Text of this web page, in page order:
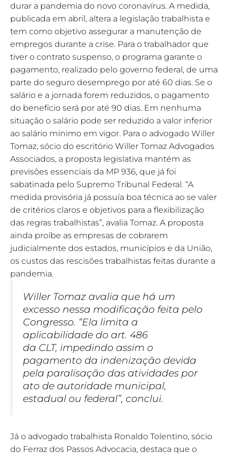
durar a pandemia do novo coronavírus. A medida,
publicada em abril, altera a legislação trabalhista e
tem como objetivo assegurar a manutenção de
empregos durante a crise. Para o trabalhador que
tiver o contrato suspenso, o programa garante o
pagamento, realizado pelo governo federal, de uma
parte do seguro desemprego por até 60 dias. Se o
salário e a jornada forem reduzidos, o pagamento
do benefício será por até 90 dias. Em nenhuma
situação o salário pode ser reduzido a valor inferior
ao salário mínimo em vigor. Para o advogado Willer
Tomaz, sócio do escritório Willer Tomaz Advogados
Associados, a proposta legislativa mantém as
previsões essenciais da MP 936, que já foi
sabatinada pelo Supremo Tribunal Federal. “A
medida provisória já possuía boa técnica ao se valer
de critérios claros e objetivos para a flexibilização
das regras trabalhistas”, avalia Tomaz. A proposta
ainda proíbe as empresas de cobrarem
judicialmente dos estados, municípios e da União,
os custos das rescisões trabalhistas feitas durante a
pandemia.
Willer Tomaz avalia que há um
excesso nessa modificação feita pelo
Congresso. “Ela limita a
aplicabilidade do art. 486
da CLT, impedindo assim o
pagamento da indenização devida
pela paralisação das atividades por
ato de autoridade municipal,
estadual ou federal”, conclui.
Já o advogado trabalhista Ronaldo Tolentino, sócio
do Ferraz dos Passos Advocacia, destaca que o